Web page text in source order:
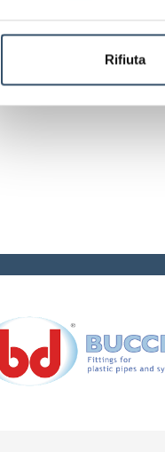
Rifiuta